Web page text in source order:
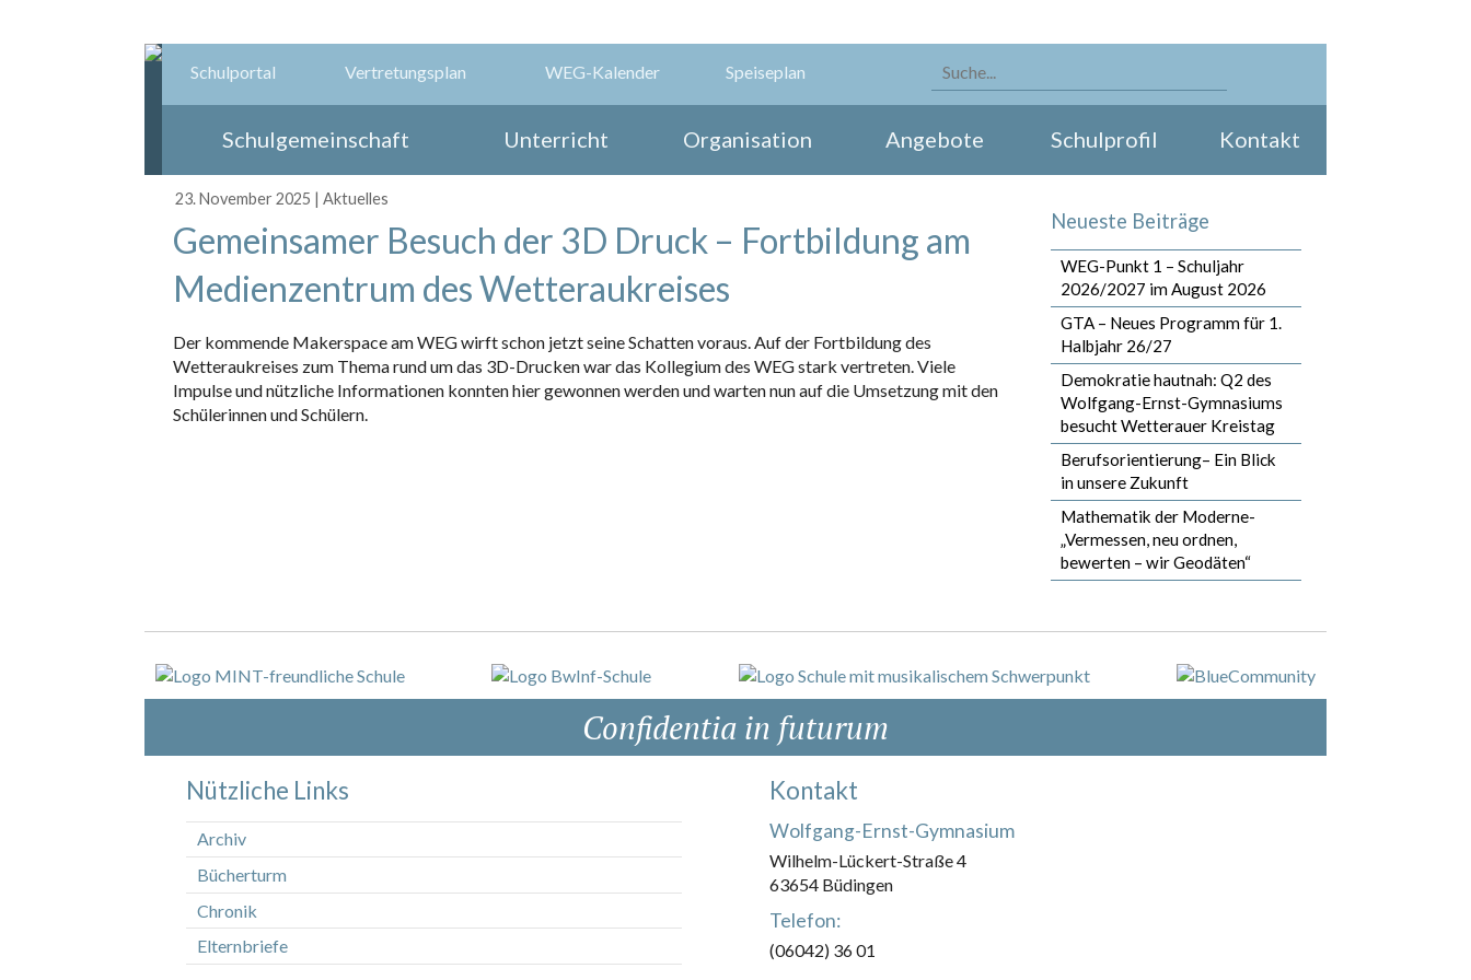
Schulportal Vertretungsplan WEG-Kalender Speiseplan
Schulgemeinschaft Unterricht Organisation Angebote Schulprofil Kontakt
23. November 2025 |Aktuelles
Gemeinsamer Besuch der 3D Druck – Fortbildung am
Medienzentrum des Wetteraukreises
Der kommende Makerspace am WEG wirft schon jetzt seine Schatten voraus. Auf der Fortbildung des
Wetteraukreises zum Thema rund um das 3D-Drucken war das Kollegium des WEG stark vertreten. Viele
Impulse und nützliche Informationen konnten hier gewonnen werden und warten nun auf die Umsetzung mit den
Schülerinnen und Schülern.
Neueste Beiträge
WEG-Punkt 1 – Schuljahr
2026/2027 im August 2026
GTA – Neues Programm für 1.
Halbjahr 26/27
Demokratie hautnah: Q2 des
Wolfgang-Ernst-Gymnasiums
besucht Wetterauer Kreistag
Berufsorientierung– Ein Blick
in unsere Zukunft
Mathematik der Moderne-
„Vermessen, neu ordnen,
bewerten – wir Geodäten“
Confidentia in futurum
Nützliche Links
Archiv
Bücherturm
Chronik
Elternbriefe
Kontakt
Wolfgang-Ernst-Gymnasium
Wilhelm-Lückert-Straße 4
63654 Büdingen
Telefon:
(06042) 36 01